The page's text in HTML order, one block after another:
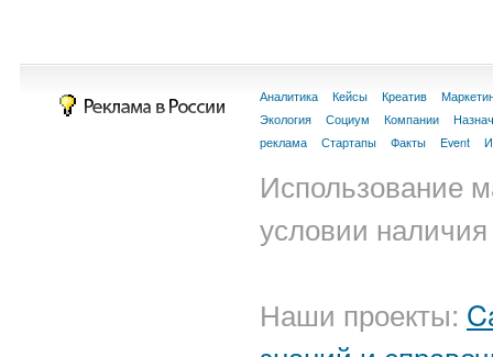
Аналитика Кейсы Креатив
Экология
Социум Компании
реклама
Стартапы Факты Event
Использование
условии
Наши проекты: